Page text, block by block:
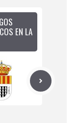
EN LA